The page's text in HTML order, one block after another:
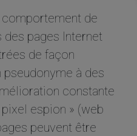
de
pages Internet
de façon
à des
constante
pixel espion » (web
peuvent être